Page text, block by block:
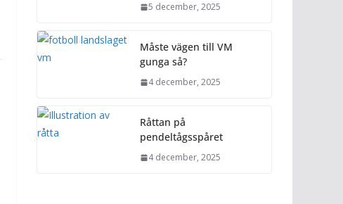
5 december, 2025
Måste vägen till VM
gunga så?
4 december, 2025
Råttan på
pendeltågsspåret
4 december, 2025